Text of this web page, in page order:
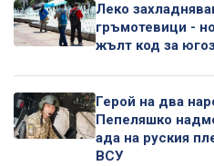
Леко
гръмотевици -
жълт код за
Герой на два
Пепеляшко
ада на руския
ВСУ